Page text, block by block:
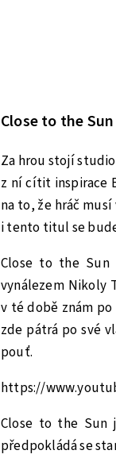
Close to the
Za hrou stojí studio
z ní cítit inspirace
na to, že hráč
i tento titul se
Close to the
vynálezem Nikoly
v té době znám po
zde pátrá po své
pouť.
https://
Close to the Sun
předpokládá se